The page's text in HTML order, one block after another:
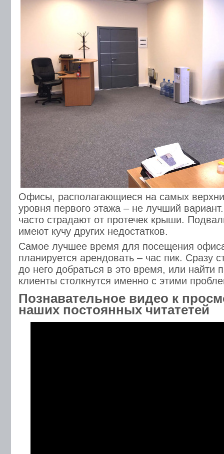
Офисы, располагающиеся на самых
уровня первого этажа – не лучший
часто страдают от протечек крыши.
имеют кучу других недостатков.
Самое лучшее время для посещения
планируется арендовать – час пик. Сразу
до него добраться в это время, или найти
клиенты столкнутся именно с этими
Познавательное видео к
наших постоянных читатетей